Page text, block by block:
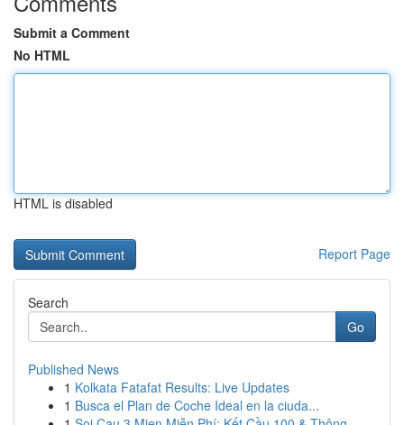
Submit a Comment
No HTML
HTML is disabled
Report Page
Search
Go
Published News
1 Kolkata Fatafat Results: Live Updates
1 Busca el Plan de Coche Ideal en la ciuda...